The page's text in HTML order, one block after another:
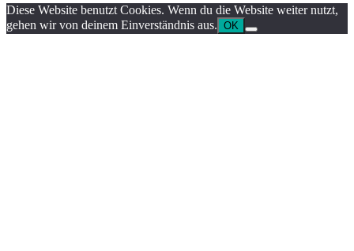
Diese Website benutzt Cookies. Wenn du die Website weiter nutzt,
gehen wir von deinem Einverständnis aus. OK